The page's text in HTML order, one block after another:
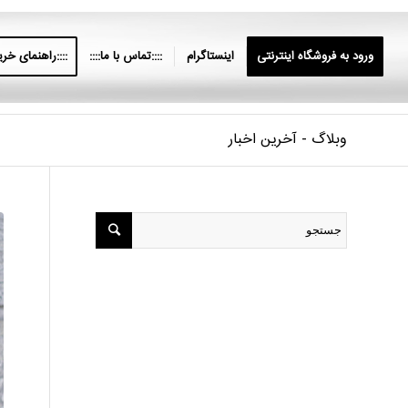
ورود به فروشگاه اینترنتی اینستاگرام ::::تماس با ما:::: ::::راهنمای
وبلاگ - آخرین اخبار